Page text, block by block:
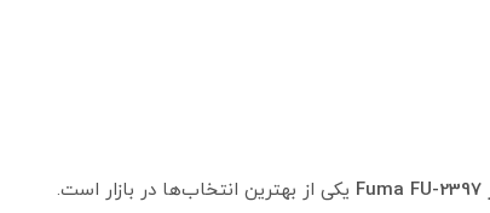
یکی از بهترین انتخاب‌ها در بازار است.